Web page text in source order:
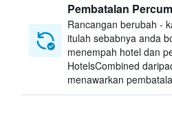
Pembatalan
Rancangan berubah -
itulah sebabnya anda
menempah hotel dan
HotelsCombined
menawarkan